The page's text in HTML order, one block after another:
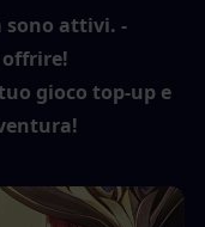
sono attivi. -
gioco top-up e